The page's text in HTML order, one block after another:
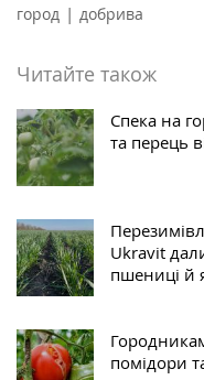
город | добрива
Читайте також
Спека на
та перець
Ukravit
пшениці й
помідори